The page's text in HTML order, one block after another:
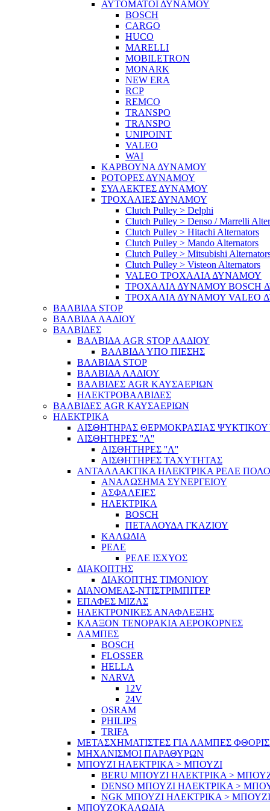
ΑΥΤΟΜΑΤΟΙ ΔΥΝΑΜΟΥ
BOSCH
CARGO
HUCO
MARELLI
MOBILETRON
MONARK
NEW ERA
RCP
REMCO
TRANSPO
TRANSPO
UNIPOINT
VALEO
WAI
ΚΑΡΒΟΥΝΑ ΔΥΝΑΜΟΥ
ΡΟΤΟΡΕΣ ΔΥΝΑΜΟΥ
ΣΥΛΛΕΚΤΕΣ ΔΥΝΑΜΟΥ
ΤΡΟΧΑΛΙΕΣ ΔΥΝΑΜΟΥ
Clutch Pulley > Delphi
Clutch Pulley > Denso / Marrelli
Clutch Pulley > Hitachi Alternators
Clutch Pulley > Mando Alternators
Clutch Pulley > Mitsubishi
Clutch Pulley > Visteon Alternators
VALEO ΤΡΟΧΑΛΙΑ ΔΥΝΑΜΟΥ
ΤΡΟΧΑΛΙΑ ΔΥΝΑΜΟΥ BOSCH
ΤΡΟΧΑΛΙΑ ΔΥΝΑΜΟΥ VALEO
ΒΑΛΒΙΔΑ STOP
ΒΑΛΒΙΔΑ ΛΑΔΙΟΥ
ΒΑΛΒΙΔΕΣ
ΒΑΛΒΙΔΑ AGR STOP ΛΑΔΙΟΥ
ΒΑΛΒΙΔΑ ΥΠΟ ΠΙΕΣΗΣ
ΒΑΛΒΙΔΑ STOP
ΒΑΛΒΙΔΑ ΛΑΔΙΟΥ
ΒΑΛΒΙΔΕΣ AGR ΚΑΥΣΑΕΡΙΩΝ
ΗΛΕΚΤΡΟΒΑΛΒΙΔΕΣ
ΒΑΛΒΙΔΕΣ AGR ΚΑΥΣΑΕΡΙΩΝ
ΗΛΕΚΤΡΙΚΑ
ΑΙΣΘΗΤΗΡΑΣ ΘΕΡΜΟΚΡΑΣΙΑΣ ΨΥΚΤΙΚΟΥ
ΑΙΣΘΗΤΗΡΕΣ ''Λ''
ΑΙΣΘΗΤΗΡEΣ ''Λ''
ΑΙΣΘΗΤΗΡEΣ ΤΑΧΥΤΗΤΑΣ
ΑΝΤΑΛΛΑΚΤΙΚΑ ΗΛΕΚΤΡΙΚΑ ΡΕΛΕ
ΑΝΑΛΩΣΗΜΑ ΣΥΝΕΡΓΕΙΟΥ
ΑΣΦΑΛΕΙΕΣ
ΗΛΕΚΤΡΙΚΑ
BOSCH
ΠΕΤΑΛΟΥΔΑ ΓΚΑΖΙΟΥ
ΚΑΛΩΔΙΑ
ΡΕΛΕ
ΡΕΛΕ ΙΣΧΥΟΣ
ΔΙΑΚΟΠΤΗΣ
ΔΙΑΚΟΠΤΗΣ ΤΙΜΟΝΙΟΥ
ΔΙΑΝΟΜΕΑΣ-ΝΤΙΣΤΡΙΜΠΙΤΕΡ
ΕΠΑΦΕΣ ΜΙΖΑΣ
ΗΛΕΚΤΡΟΝΙΚΕΣ ΑΝΑΦΛΕΞΗΣ
ΚΛΑΞΟΝ ΤΕΝΟΡΑΚΙΑ ΑΕΡΟΚΟΡΝΕΣ
ΛΑΜΠΕΣ
BOSCH
FLOSSER
HELLA
NARVA
12V
24V
OSRAM
PHILIPS
TRIFA
ΜΕΤΑΣΧΗΜΑΤΙΣΤΕΣ ΓΙΑ ΛΑΜΠΕΣ
ΜΗΧΑΝΙΣΜΟΙ ΠΑΡΑΘΥΡΩΝ
ΜΠΟΥΖΙ ΗΛΕΚΤΡΙΚΑ > ΜΠΟΥΖΙ
BERU ΜΠΟΥΖΙ ΗΛΕΚΤΡΙΚΑ >
DENSO ΜΠΟΥΖΙ ΗΛΕΚΤΡΙΚΑ >
NGK ΜΠΟΥΖΙ ΗΛΕΚΤΡΙΚΑ > ΜΠΟΥΖΙ
ΜΠΟΥΖΟΚΑΛΩΔΙΑ